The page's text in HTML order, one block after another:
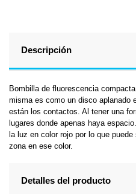
Descripción
Bombilla de fluorescencia
misma es como un disco aplanado
están los contactos. Al tener una
lugares donde apenas haya
la luz en color rojo por lo que
zona en ese color.
Detalles del producto